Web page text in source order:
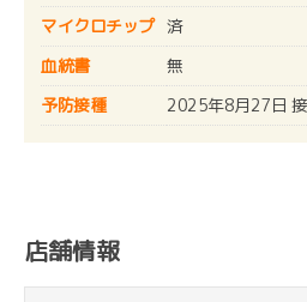
マイクロチップ 済
血統書
無
予防接種
2025年8月27日
店舗情報